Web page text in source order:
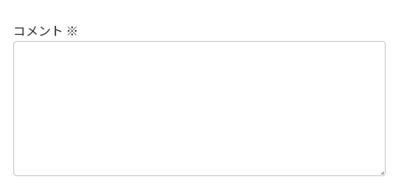
コメント ※